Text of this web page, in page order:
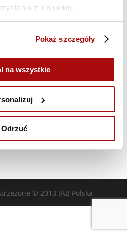
z ich usług.
Pokaż szczegóły
na wszystkie
Odrzuć
Następny dzień
kalendarz
© 2013 IAB Polska